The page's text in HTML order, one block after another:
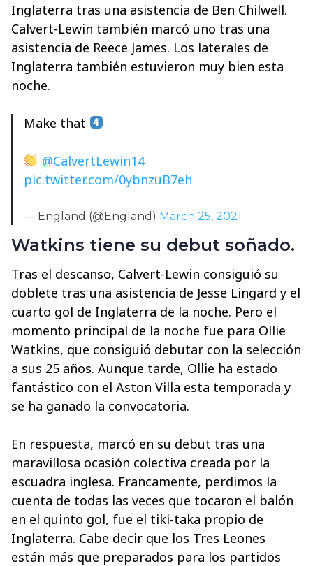
Inglaterra tras una asistencia de Ben Chilwell.
Calvert-Lewin también marcó uno tras una
asistencia de Reece James. Los laterales de
Inglaterra también estuvieron muy bien esta
noche.
Make that
@CalvertLewin14
pic.twitter.com/0ybnzuB7eh
— England (@England) March 25, 2021
Watkins tiene su debut soñado.
Tras el descanso, Calvert-Lewin consiguió su
doblete tras una asistencia de Jesse Lingard y el
cuarto gol de Inglaterra de la noche. Pero el
momento principal de la noche fue para Ollie
Watkins, que consiguió debutar con la selección
a sus 25 años. Aunque tarde, Ollie ha estado
fantástico con el Aston Villa esta temporada y
se ha ganado la convocatoria.
En respuesta, marcó en su debut tras una
maravillosa ocasión colectiva creada por la
escuadra inglesa. Francamente, perdimos la
cuenta de todas las veces que tocaron el balón
en el quinto gol, fue el tiki-taka propio de
Inglaterra. Cabe decir que los Tres Leones
están más que preparados para los partidos